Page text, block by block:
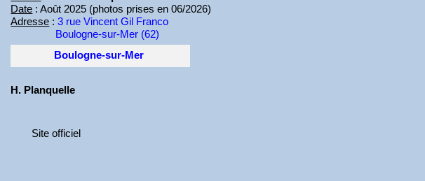
Date : Août 2025 (photos prises en 06/2026)
Adresse :3 rue Vincent Gil Franco
Boulogne-sur-Mer (62)
Boulogne-sur-Mer
H. Planquelle
Site officiel